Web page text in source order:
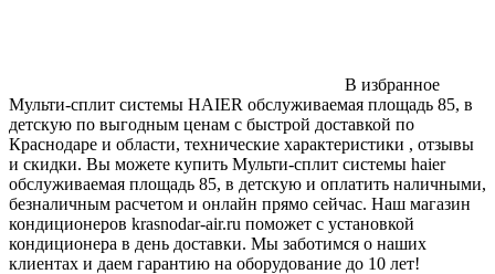
В избранное
Мульти-сплит системы HAIER обслуживаемая площадь 85, в
детскую по выгодным ценам с быстрой доставкой по
Краснодаре и области, технические характеристики , отзывы
и скидки. Вы можете купить Мульти-сплит системы haier
обслуживаемая площадь 85, в детскую и оплатить наличными,
безналичным расчетом и онлайн прямо сейчас. Наш магазин
кондиционеров krasnodar-air.ru поможет с установкой
кондиционера в день доставки. Мы заботимся о наших
клиентах и даем гарантию на оборудование до 10 лет!